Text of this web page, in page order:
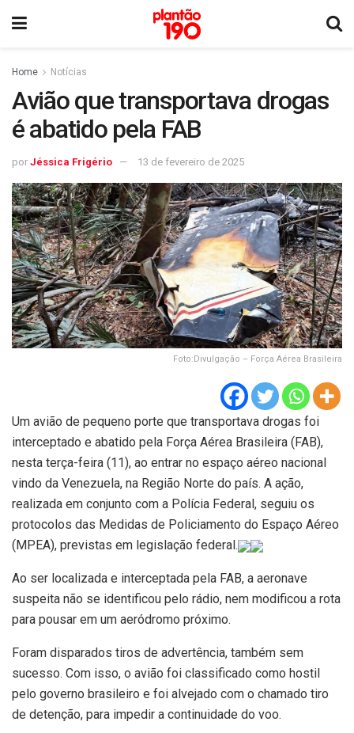
Home Notícias
Avião que transportava drogas
é abatido pela FAB
por Jéssica Frigério 13 de fevereiro de 2025
Foto:Divulgação – Força Aérea Brasileira
Um avião de pequeno porte que transportava drogas foi
interceptado e abatido pela Força Aérea Brasileira (FAB),
nesta terça-feira (11), ao entrar no espaço aéreo nacional
vindo da Venezuela, na Região Norte do país. A ação,
realizada em conjunto com a Polícia Federal, seguiu os
protocolos das Medidas de Policiamento do Espaço Aéreo
(MPEA), previstas em legislação federal.
Ao ser localizada e interceptada pela FAB, a aeronave
suspeita não se identificou pelo rádio, nem modificou a rota
para pousar em um aeródromo próximo.
Foram disparados tiros de advertência, também sem
sucesso. Com isso, o avião foi classificado como hostil
pelo governo brasileiro e foi alvejado com o chamado tiro
de detenção, para impedir a continuidade do voo.